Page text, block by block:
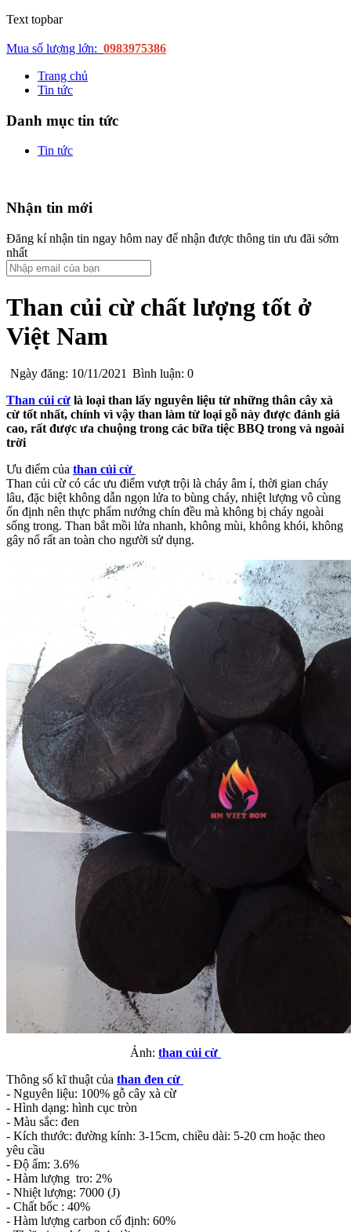
Text topbar
Mua số lượng lớn: 0983975386
Trang chủ
Tin tức
Danh mục tin tức
Tin tức
Nhận tin mới
Đăng kí nhận tin ngay hôm nay để nhận được thông tin ưu đãi sớm
nhất
Than củi cừ chất lượng tốt ở
Việt Nam
Ngày đăng: 10/11/2021 Bình luận: 0
Than củi cừ là loại than lấy nguyên liệu từ những thân cây xà
cừ tốt nhất, chính vì vậy than làm từ loại gỗ này được đánh giá
cao, rất được ưa chuộng trong các bữa tiệc BBQ trong và ngoài
trời
Ưu điểm của than củi cừ
Than củi cừ có các ưu điểm vượt trội là cháy âm ỉ, thời gian cháy
lâu, đặc biệt không dẫn ngọn lửa to bùng cháy, nhiệt lượng vô cùng
ổn định nên thực phẩm nướng chín đều mà không bị cháy ngoài
sống trong. Than bắt mồi lửa nhanh, không mùi, không khói, không
gây nổ rất an toàn cho người sử dụng.
Ảnh: than củi cừ
Thông số kĩ thuật của than đen cừ
- Nguyên liệu: 100% gỗ cây xà cừ
- Hình dạng: hình cục tròn
- Màu sắc: đen
- Kích thước: đường kính: 3-15cm, chiều dài: 5-20 cm hoặc theo
yêu cầu
- Độ ẩm: 3.6%
- Hàm lượng tro: 2%
- Nhiệt lượng: 7000 (J)
- Chất bốc : 40%
- Hàm lượng carbon cố định: 60%